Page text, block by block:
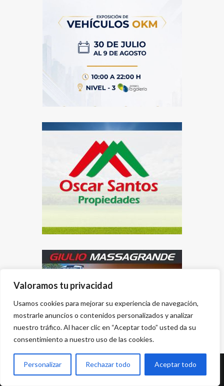
Valoramos tu privacidad
Usamos cookies para mejorar su experiencia de navegación,
mostrarle anuncios o contenidos personalizados y analizar
nuestro tráfico. Al hacer clic en “Aceptar todo” usted da su
consentimiento a nuestro uso de las cookies.
Personalizar Rechazar todo Aceptar todo
Desarrollado por